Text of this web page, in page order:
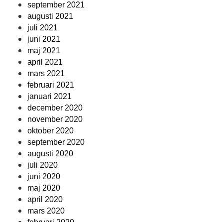
september 2021
augusti 2021
juli 2021
juni 2021
maj 2021
april 2021
mars 2021
februari 2021
januari 2021
december 2020
november 2020
oktober 2020
september 2020
augusti 2020
juli 2020
juni 2020
maj 2020
april 2020
mars 2020